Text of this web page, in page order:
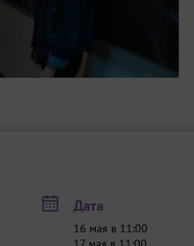
Дата
16 мая в 11:00